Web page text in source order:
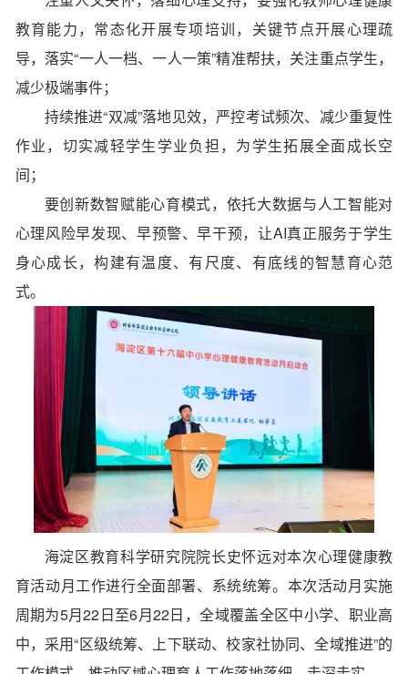
教育能力，常态化开展专项培训，关键节点开展心理疏
导，落实“一人一档、一人一策”精准帮扶，关注重点学生，
减少极端事件；
持续推进“双减”落地见效，严控考试频次、减少重复性
作业，切实减轻学生学业负担，为学生拓展全面成长空
间；
要创新数智赋能心育模式，依托大数据与人工智能对
心理风险早发现、早预警、早干预，让AI真正服务于学生
身心成长，构建有温度、有尺度、有底线的智慧育心范
式。
海淀区教育科学研究院院长史怀远对本次心理健康教
育活动月工作进行全面部署、系统统筹。本次活动月实施
周期为5月22日至6月22日 ，全域覆盖全区中小学、职业高
中，采用“区级统筹、上下联动、校家社协同、全域推进”的